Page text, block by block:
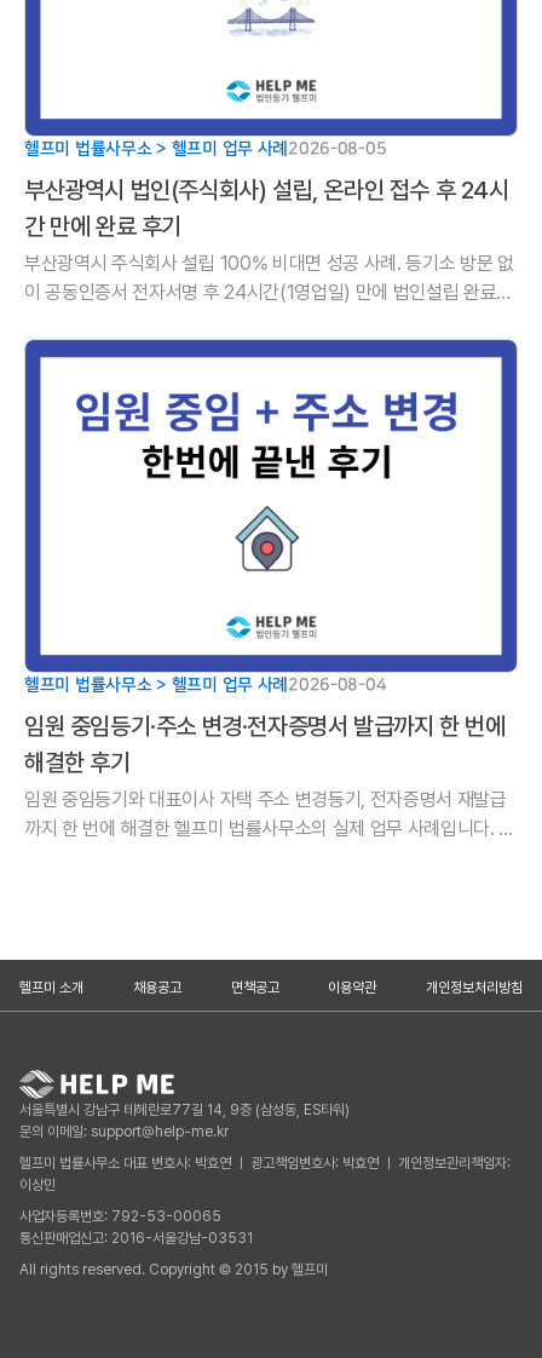
헬프미 법률사무소 > 헬프미 업무 사례 2026-08-05
부산광역시 법인(주식회사) 설립, 온라인 접수 후 24시
간 만에 완료 후기
부산광역시 주식회사 설립 100% 비대면 성공 사례. 등기소 방문 없
이 공동인증서 전자서명 후 24시간(1영업일) 만에 법인설립 완료한
헬프미 법률사무소 > 헬프미 업무 사례 2026-08-04
임원 중임등기·주소 변경·전자증명서 발급까지 한 번에
해결한 후기
임원 중임등기와 대표이사 자택 주소 변경등기, 전자증명서 재발급
까지 한 번에 해결한 헬프미 법률사무소의 실제 업무 사례입니다. 누
헬프미 소개 채용공고 면책공고 이용약관 개인정보처리방침
서울특별시 강남구 테헤란로77길 14, 9층 (삼성동, ES타워)
문의 이메일: support@help-me.kr
헬프미 법률사무소 대표 변호사: 박효연 ㅣ 광고책임변호사: 박효연 ㅣ 개인정보관리책임자:
이상민
사업자등록번호: 792-53-00065
통신판매업신고: 2016-서울강남-03531
All rights reserved. Copyright © 2015 by 헬프미